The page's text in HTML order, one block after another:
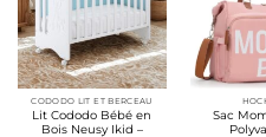
CODODO LIT ET BERCEAU
Lit Cododo Bébé en
Bois Neusy Ikid –
Sac